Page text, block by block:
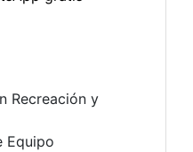
Recreación y
Equipo